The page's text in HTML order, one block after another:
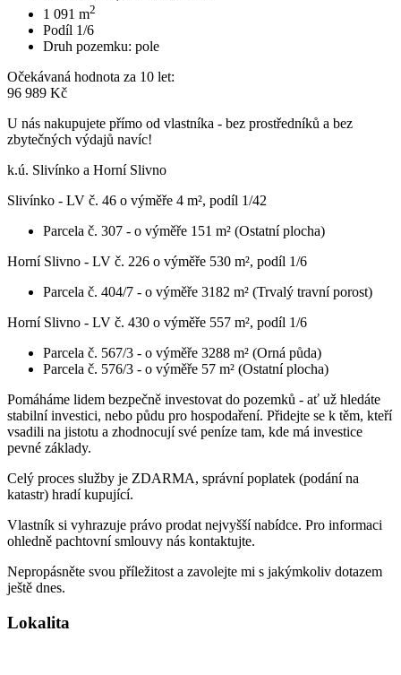
1 091 m2
Podíl 1/6
Druh pozemku: pole
Očekávaná hodnota za 10 let:
96 989 Kč
U nás nakupujete přímo od vlastníka - bez prostředníků a bez
zbytečných výdajů navíc!
k.ú. Slivínko a Horní Slivno
Slivínko - LV č. 46 o výměře 4 m², podíl 1/42
Parcela č. 307 - o výměře 151 m² (Ostatní plocha)
Horní Slivno - LV č. 226 o výměře 530 m², podíl 1/6
Parcela č. 404/7 - o výměře 3182 m² (Trvalý travní porost)
Horní Slivno - LV č. 430 o výměře 557 m², podíl 1/6
Parcela č. 567/3 - o výměře 3288 m² (Orná půda)
Parcela č. 576/3 - o výměře 57 m² (Ostatní plocha)
Pomáháme lidem bezpečně investovat do pozemků - ať už hledáte
stabilní investici, nebo půdu pro hospodaření. Přidejte se k těm, kteří
vsadili na jistotu a zhodnocují své peníze tam, kde má investice
pevné základy.
Celý proces služby je ZDARMA, správní poplatek (podání na
katastr) hradí kupující.
Vlastník si vyhrazuje právo prodat nejvyšší nabídce. Pro informaci
ohledně pachtovní smlouvy nás kontaktujte.
Nepropásněte svou příležitost a zavolejte mi s jakýmkoliv dotazem
ještě dnes.
Lokalita